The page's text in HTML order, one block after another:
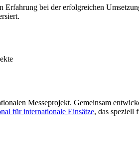
bei der erfolgreichen
Messeprojekt. Gemeinsam
für internationale Einsätze, das speziell